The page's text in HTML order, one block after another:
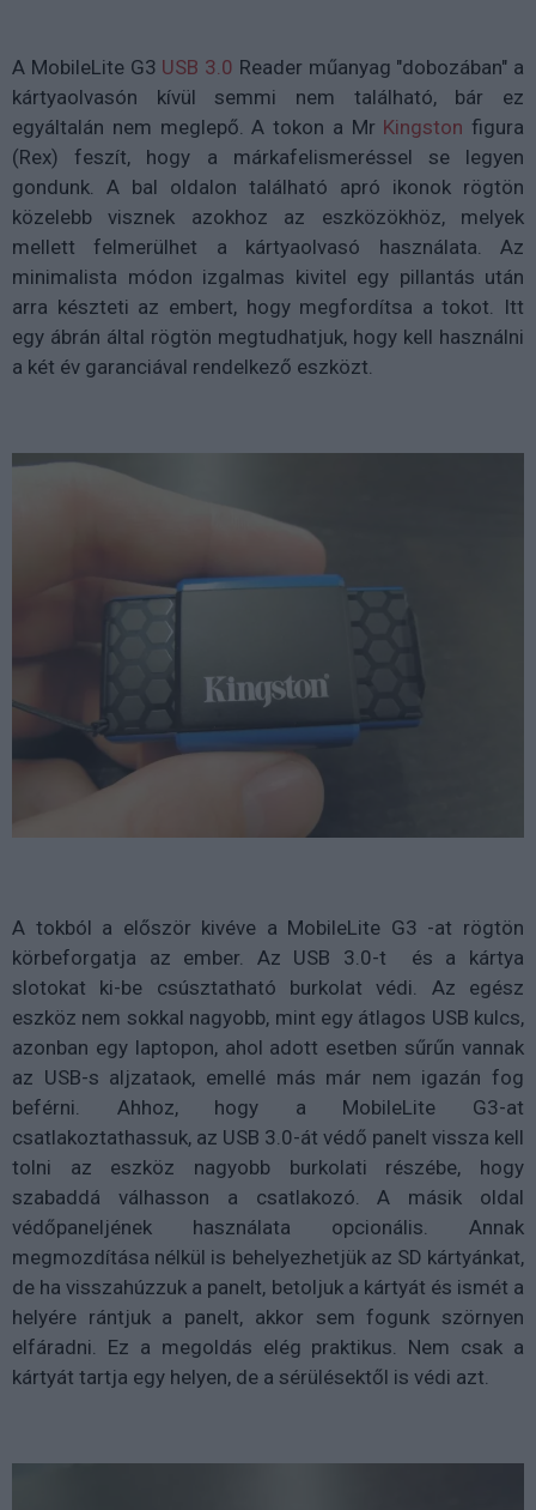
A MobileLite G3 USB 3.0 Reader műanyag "dobozában" a
kártyaolvasón kívül semmi nem található, bár ez
egyáltalán nem meglepő. A tokon a Mr Kingston figura
(Rex) feszít, hogy a márkafelismeréssel se legyen
gondunk. A bal oldalon található apró ikonok rögtön
közelebb visznek azokhoz az eszközökhöz, melyek
mellett felmerülhet a kártyaolvasó használata. Az
minimalista módon izgalmas kivitel egy pillantás után
arra készteti az embert, hogy megfordítsa a tokot. Itt
egy ábrán által rögtön megtudhatjuk, hogy kell használni
a két év garanciával rendelkező eszközt.
A tokból a először kivéve a MobileLite G3 -at rögtön
körbeforgatja az ember. Az USB 3.0-t és a kártya
slotokat ki-be csúsztatható burkolat védi. Az egész
eszköz nem sokkal nagyobb, mint egy átlagos USB kulcs,
azonban egy laptopon, ahol adott esetben sűrűn vannak
az USB-s aljzataok, emellé más már nem igazán fog
beférni. Ahhoz, hogy a MobileLite G3-at
csatlakoztathassuk, az USB 3.0-át védő panelt vissza kell
tolni az eszköz nagyobb burkolati részébe, hogy
szabaddá válhasson a csatlakozó. A másik oldal
védőpaneljének használata opcionális. Annak
megmozdítása nélkül is behelyezhetjük az SD kártyánkat,
de ha visszahúzzuk a panelt, betoljuk a kártyát és ismét a
helyére rántjuk a panelt, akkor sem fogunk szörnyen
elfáradni. Ez a megoldás elég praktikus. Nem csak a
kártyát tartja egy helyen, de a sérülésektől is védi azt.